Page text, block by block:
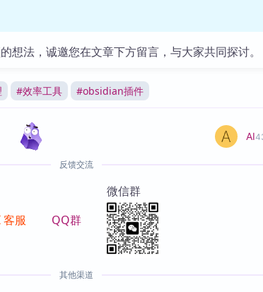
想法，诚邀您在文章下方留言，与大家共同探讨。
#效率工具 #obsidian插件
AI
反馈交流
客服 QQ群
微信群
其他渠道